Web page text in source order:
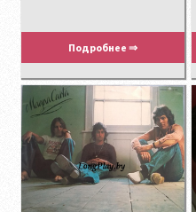
Подробнее ⇒